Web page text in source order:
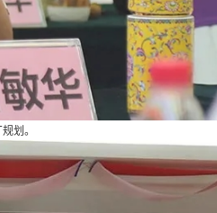
划。